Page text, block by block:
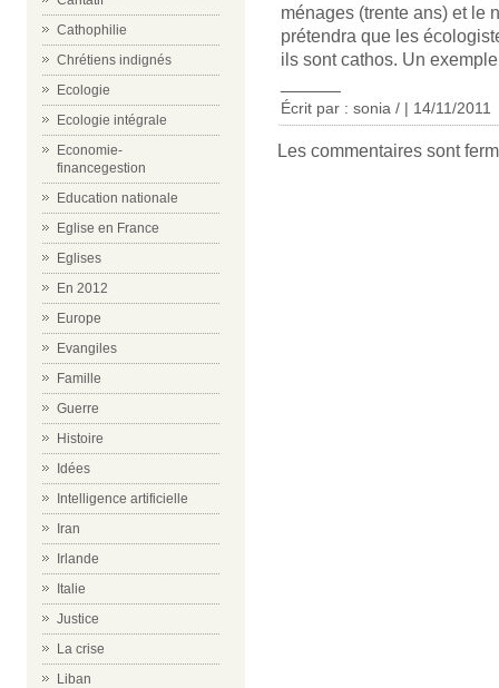
Cathophilie
Chrétiens indignés
Ecologie
Ecologie intégrale
Economie-
financegestion
Education nationale
Eglise en France
Eglises
En 2012
Europe
Evangiles
Famille
Guerre
Histoire
Idées
Intelligence artificielle
Iran
Irlande
Italie
Justice
La crise
Liban
ménages (trente ans) et le
prétendra que les
ils sont cathos. Un
Écrit par : sonia / | 14/11/2011
Les commentaires sont